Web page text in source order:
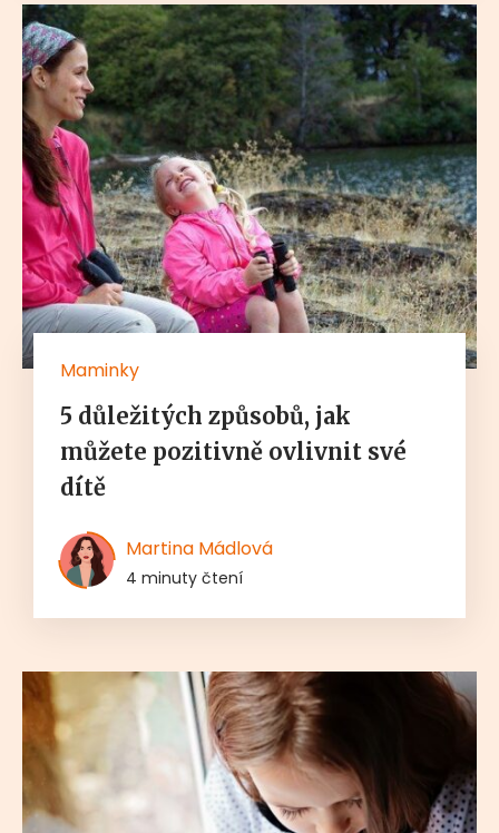
Maminky
5 důležitých způsobů, jak
můžete pozitivně ovlivnit své
dítě
Martina Mádlová
4 minuty čtení